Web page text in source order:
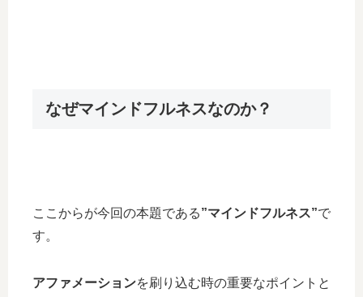
なぜマインドフルネスなのか？
ここからが今回の本題である”マインドフルネス”で
す。
アファメーションを刷り込む時の重要なポイントと